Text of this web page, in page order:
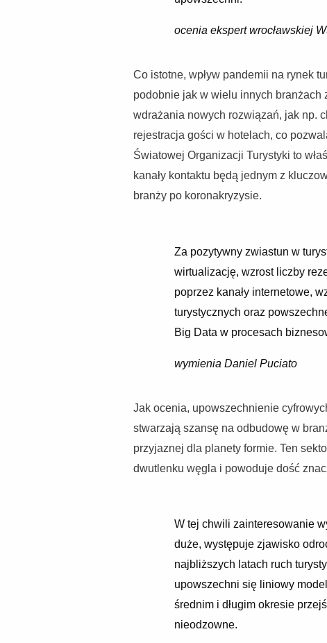
ocenia ekspert wrocławskiej
Co istotne, wpływ pandemii na rynek
podobnie jak w wielu innych branżach
wdrażania nowych rozwiązań, jak np.
rejestracja gości w hotelach, co
Światowej Organizacji Turystyki to
kanały kontaktu będą jednym z
branży po koronakryzysie.
Za pozytywny zwiastun w
wirtualizację, wzrost liczby
poprzez kanały internetowe,
turystycznych oraz
Big Data w procesach
wymienia Daniel Puciato
Jak ocenia, upowszechnienie
stwarzają szansę na odbudowę w
przyjaznej dla planety formie. Ten
dwutlenku węgla i powoduje dość
W tej chwili zainteresowanie
duże, występuje zjawisko
najbliższych latach ruch
upowszechni się liniowy
średnim i długim okresie
nieodzowne.